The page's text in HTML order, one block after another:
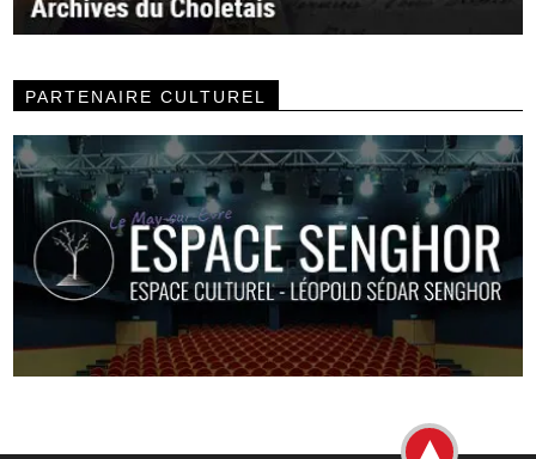
PARTENAIRE CULTUREL